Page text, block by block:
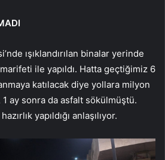
ışıklandırılan binalar yerinde
ile yapıldı. Hatta geçtiğimiz 6
katılacak diye yollara milyon
ay sonra da asfalt sökülmüştü.
yapıldığı anlaşılıyor.